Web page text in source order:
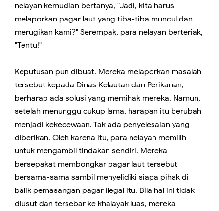
nelayan kemudian bertanya, "Jadi, kita harus
melaporkan pagar laut yang tiba-tiba muncul dan
merugikan kami?" Serempak, para nelayan berteriak,
"Tentu!"
Keputusan pun dibuat. Mereka melaporkan masalah
tersebut kepada Dinas Kelautan dan Perikanan,
berharap ada solusi yang memihak mereka. Namun,
setelah menunggu cukup lama, harapan itu berubah
menjadi kekecewaan. Tak ada penyelesaian yang
diberikan. Oleh karena itu, para nelayan memilih
untuk mengambil tindakan sendiri. Mereka
bersepakat membongkar pagar laut tersebut
bersama-sama sambil menyelidiki siapa pihak di
balik pemasangan pagar ilegal itu. Bila hal ini tidak
diusut dan tersebar ke khalayak luas, mereka